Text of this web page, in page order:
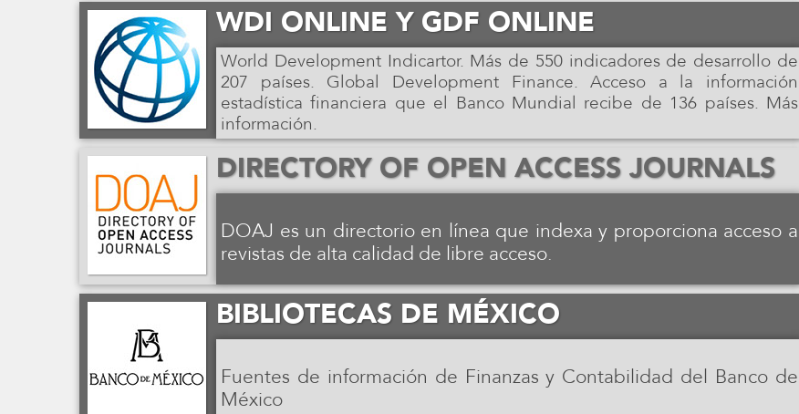
WDI ONLINE Y GDF ONLINE
World Development Indicartor. Más de 550 indicadores de desarrollo de
207 países. Global Development Finance. Acceso a la información
estadística financiera que el Banco Mundial recibe de 136 países. Más
información.
DIRECTORY OF OPEN ACCESS JOURNALS
DOAJ es un directorio en línea que indexa y proporciona acceso a
revistas de alta calidad de libre acceso.
BIBLIOTECAS DE MÉXICO
Fuentes de información de Finanzas y Contabilidad del Banco de
México